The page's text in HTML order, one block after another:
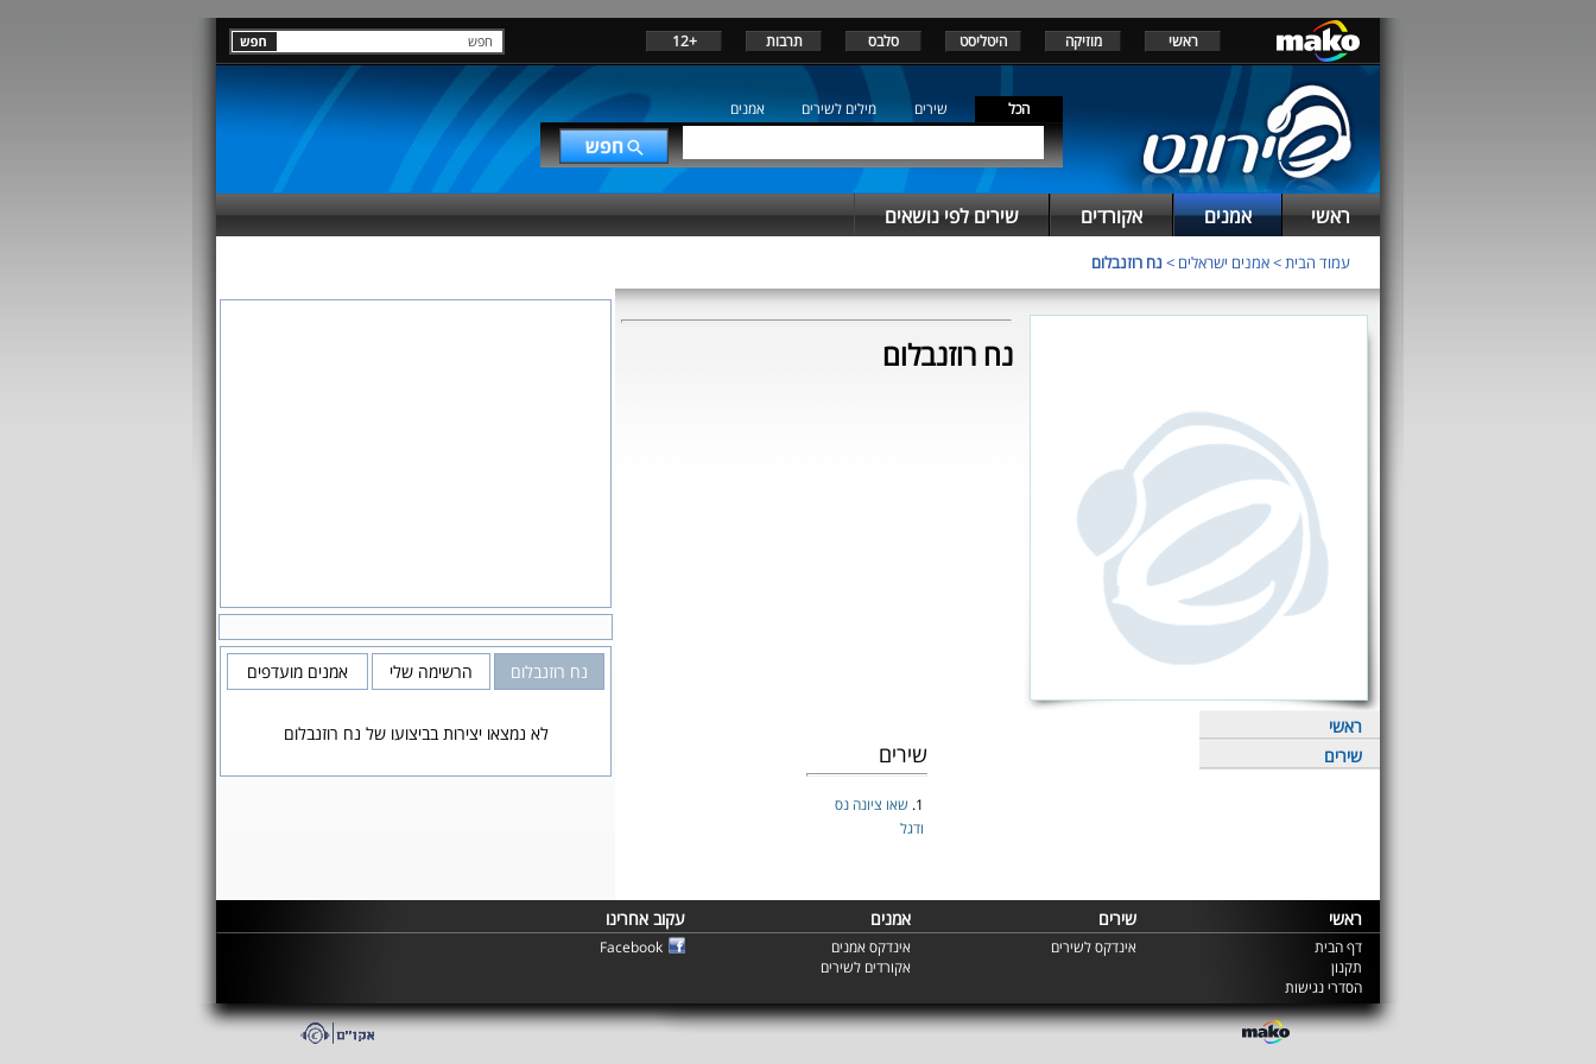
ראשי מוזיקה היטליסט סלבס תרבות +12
הכל שירים מילים לשירים אמנים
ראשי אמנים אקורדים שירים לפי נושאים
עמוד הבית>אמנים ישראלים >נח רוזנבלום
נח רוזנבלום
ראשי
שירים
שירים
1. שאו ציונה נס
ודגל
נח רוזנבלום הרשימה שלי אמנים מועדפים
לא נמצאו יצירות בביצועו של נח רוזנבלום
ראשי שירים אמנים עקוב אחרינו
דף הבית
תקנון
הסדרי נגישות
אינדקס לשירים
אינדקס אמנים
אקורדים לשירים
Facebook